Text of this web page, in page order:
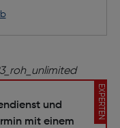
EXPERTEN
und
mit einem